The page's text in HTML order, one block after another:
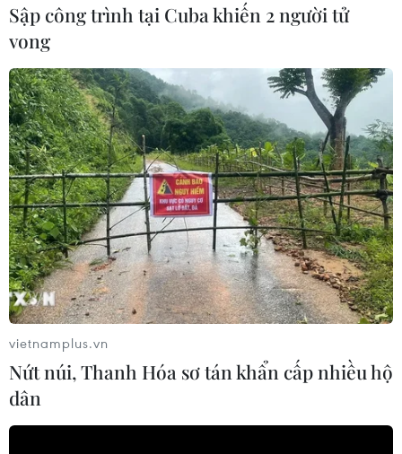
Sập công trình tại Cuba khiến 2 người tử
vong
vietnamplus.vn
Nứt núi, Thanh Hóa sơ tán khẩn cấp nhiều hộ
dân